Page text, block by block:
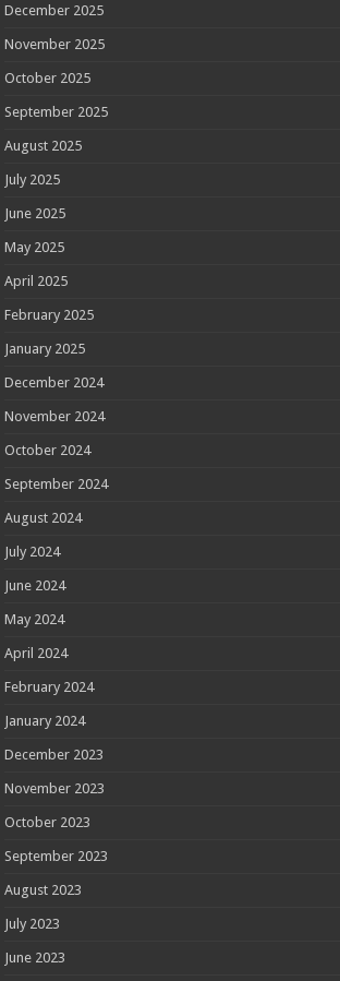
December 2025
November 2025
October 2025
September 2025
August 2025
July 2025
June 2025
May 2025
April 2025
February 2025
January 2025
December 2024
November 2024
October 2024
September 2024
August 2024
July 2024
June 2024
May 2024
April 2024
February 2024
January 2024
December 2023
November 2023
October 2023
September 2023
August 2023
July 2023
June 2023